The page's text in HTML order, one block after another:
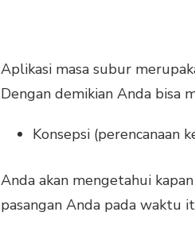
Aplikasi masa subur
Dengan demikian Anda bisa
Konsepsi (perencanaan
Anda akan mengetahui
pasangan Anda pada waktu